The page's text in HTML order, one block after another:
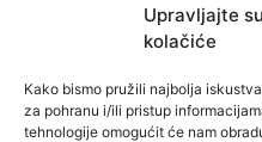
Upravljajte
kolačiće
Kako bismo pružili najbolja
za pohranu i/ili pristup
tehnologije omogućit će nam